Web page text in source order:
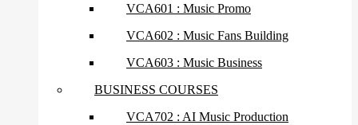
VCA601 : Music Promo
VCA602 : Music Fans Building
VCA603 : Music Business
BUSINESS COURSES
VCA702 : AI Music Production